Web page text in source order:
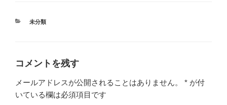
カ
ー
未分類
コメントを残す
メールアドレスが公開されることはありません。 * が付
いている欄は必須項目です